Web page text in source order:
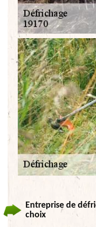
Entreprise de
choix